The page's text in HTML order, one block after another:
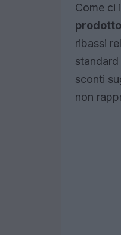
Come ci
ribassi
sconti
non